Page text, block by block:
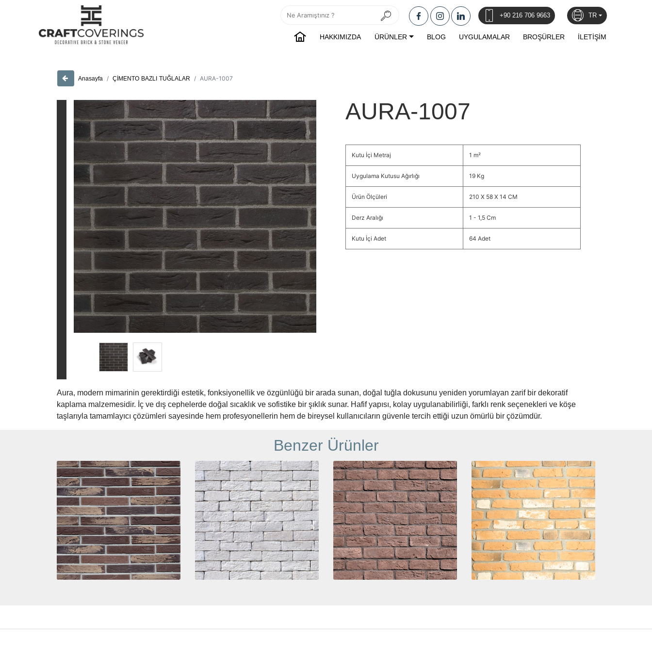
+90 216 706 9663 TR
HAKKIMIZDA ÜRÜNLER BLOG UYGULAMALAR BROŞÜRLER İLETİŞİM
Anasayfa ÇİMENTO BAZLI TUĞLALAR AURA-1007
AURA-1007
Kutu İçi Metraj 1 m²
Uygulama Kutusu Ağırlığı 19 Kg
Ürün Ölçüleri 210 X 58 X 14 CM
Derz Aralığı 1 - 1,5 Cm
Kutu İçi Adet 64 Adet
Aura, modern mimarinin gerektirdiği estetik, fonksiyonellik ve özgünlüğü bir arada sunan, doğal tuğla dokusunu yeniden yorumlayan zarif bir dekoratif
kaplama malzemesidir. İç ve dış cephelerde doğal sıcaklık ve sofistike bir şıklık sunar. Hafif yapısı, kolay uygulanabilirliği, farklı renk seçenekleri ve köşe
taşlarıyla tamamlayıcı çözümleri sayesinde hem profesyonellerin hem de bireysel kullanıcıların güvenle tercih ettiği uzun ömürlü bir çözümdür.
Benzer Ürünler